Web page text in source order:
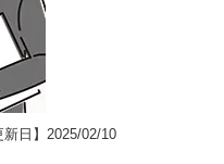
新日】2025/02/10